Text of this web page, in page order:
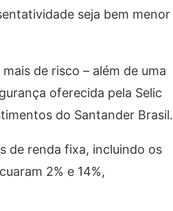
seja bem menor
de risco – além de uma
oferecida pela Selic
do Santander Brasil.
de renda fixa, incluindo os
2% e 14%,